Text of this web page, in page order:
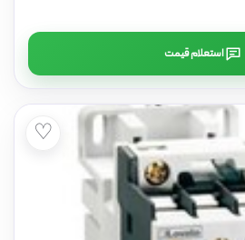
استعلام قیمت
♡